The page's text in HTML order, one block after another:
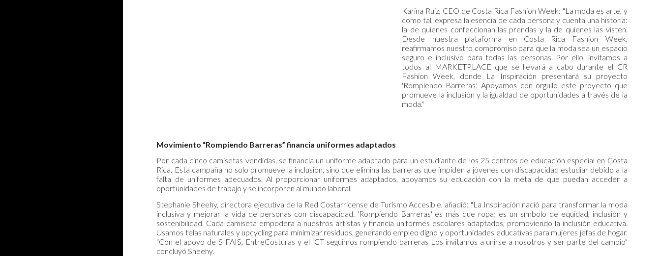
Karina Ruiz, CEO de Costa Rica Fashion Week: "La moda es arte, y
como tal, expresa la esencia de cada persona y cuenta una historia:
la de quienes confeccionan las prendas y la de quienes las visten.
Desde nuestra plataforma en Costa Rica Fashion Week,
reafirmamos nuestro compromiso para que la moda sea un espacio
seguro e inclusivo para todas las personas. Por ello, invitamos a
todos al MARKETPLACE que se llevará a cabo durante el CR
Fashion Week, donde La Inspiración presentará su proyecto
'Rompiendo Barreras.' Apoyamos con orgullo este proyecto que
promueve la inclusión y la igualdad de oportunidades a través de la
moda."
Movimiento “Rompiendo Barreras” financia uniformes adaptados
Por cada cinco camisetas vendidas, se financia un uniforme adaptado para un estudiante de los 25 centros de educación especial en Costa
Rica. Esta campaña no solo promueve la inclusión, sino que elimina las barreras que impiden a jóvenes con discapacidad estudiar debido a la
falta de uniformes adecuados. Al proporcionar uniformes adaptados, apoyamos su educación con la meta de que puedan acceder a
oportunidades de trabajo y se incorporen al mundo laboral.
Stephanie Sheehy, directora ejecutiva de la Red Costarricense de Turismo Accesible, añadió: "La Inspiración nació para transformar la moda
inclusiva y mejorar la vida de personas con discapacidad. 'Rompiendo Barreras' es más que ropa; es un símbolo de equidad, inclusión y
sostenibilidad. Cada camiseta empodera a nuestros artistas y financia uniformes escolares adaptados, promoviendo la inclusión educativa.
Usamos telas naturales y upcycling para minimizar residuos, generando empleo digno y oportunidades educativas para mujeres jefas de hogar.
“Con el apoyo de SIFAIS, EntreCosturas y el ICT seguimos rompiendo barreras Los invitamos a unirse a nosotros y ser parte del cambio"
concluyó Sheehy.